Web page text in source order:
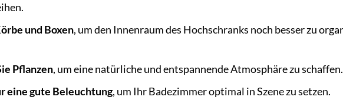
und Boxen, um den Innenraum des Hochschranks noch besser zu
Pflanzen, um eine natürliche und entspannende Atmosphäre zu schaffen.
eine gute Beleuchtung, um Ihr Badezimmer optimal in Szene zu setzen.